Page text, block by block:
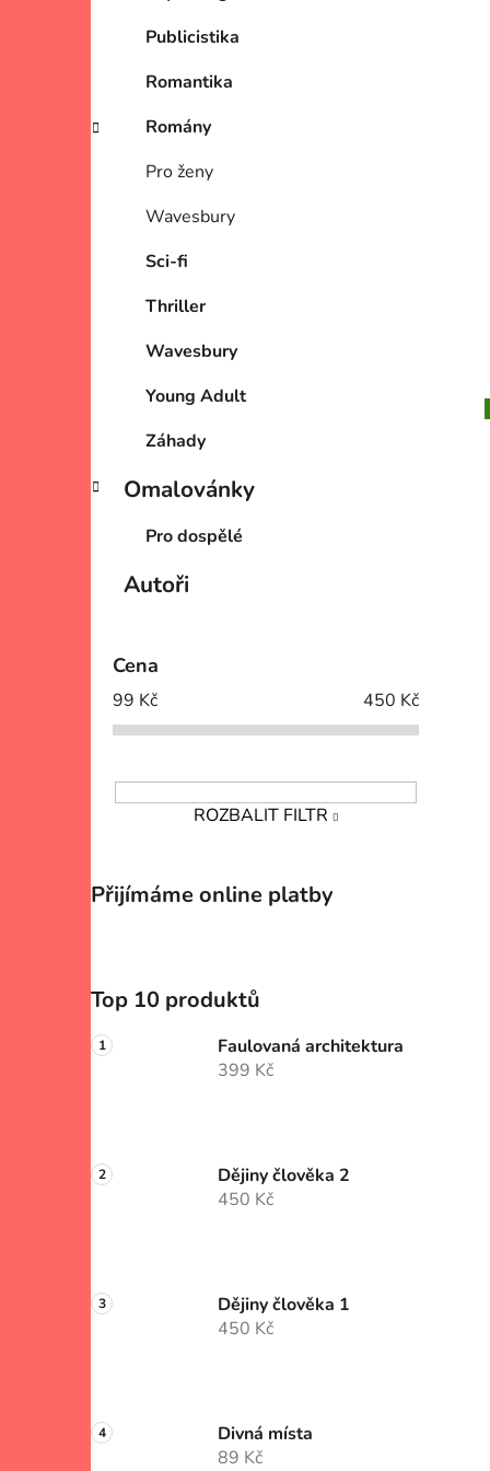
Publicistika
Romantika
Romány
Pro ženy
Wavesbury
Sci-fi
Thriller
Wavesbury
Young Adult
Záhady
Omalovánky
Pro dospělé
Autoři
Cena
99 Kč 450 Kč
ROZBALIT FILTR
Přijímáme online platby
Top 10 produktů
Faulovaná architektura
399 Kč
Dějiny člověka 2
450 Kč
Dějiny člověka 1
450 Kč
Divná místa
89 Kč